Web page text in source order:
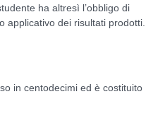
ha altresì l’obbligo di
applicativo dei risultati prodotti.
in centodecimi ed è costituito